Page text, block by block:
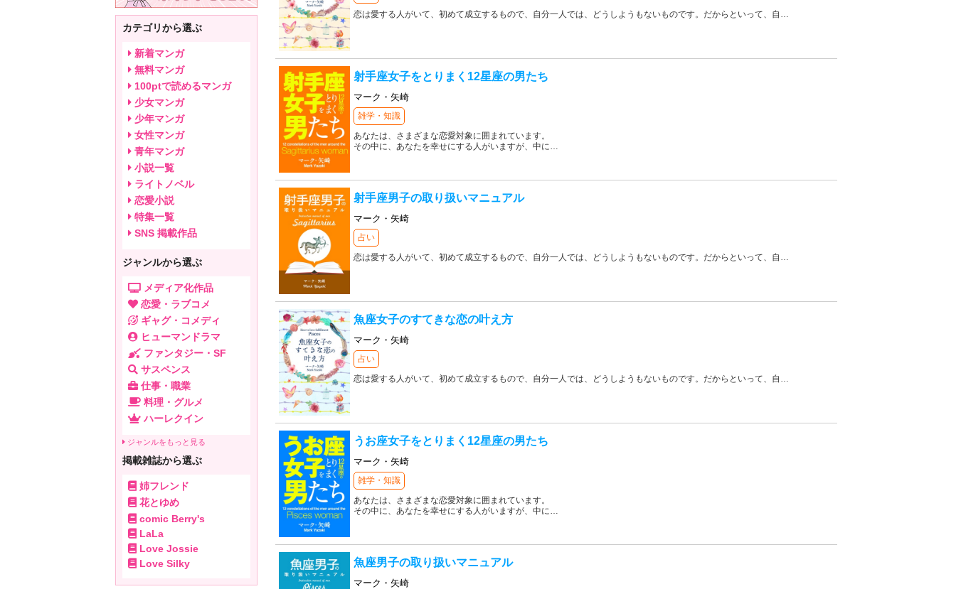
恋は愛する人がいて、初めて成立するもので、自分一人では、どうしようもないものです。だからといって、自 …
射手座女子をとりまく12星座の男たち
マーク・矢崎
雑学・知識
あなたは、さまざまな恋愛対象に囲まれています。
その中に、あなたを幸せにする人がいますが、中に…
射手座男子の取り扱いマニュアル
マーク・矢崎
占い
恋は愛する人がいて、初めて成立するもので、自分一人では、どうしようもないものです。だからといって、自 …
魚座女子のすてきな恋の叶え方
マーク・矢崎
占い
恋は愛する人がいて、初めて成立するもので、自分一人では、どうしようもないものです。だからといって、自 …
うお座女子をとりまく12星座の男たち
マーク・矢崎
雑学・知識
あなたは、さまざまな恋愛対象に囲まれています。
その中に、あなたを幸せにする人がいますが、中に…
魚座男子の取り扱いマニュアル
マーク・矢崎
カテゴリから選ぶ
新着マンガ
無料マンガ
100ptで読めるマンガ
少女マンガ
少年マンガ
女性マンガ
青年マンガ
小説一覧
ライトノベル
恋愛小説
特集一覧
SNS 掲載作品
ジャンルから選ぶ
メディア化作品
恋愛・ラブコメ
ギャグ・コメディ
ヒューマンドラマ
ファンタジー・SF
サスペンス
仕事・職業
料理・グルメ
ハーレクイン
ジャンルをもっと見る
掲載雑誌から選ぶ
姉フレンド
花とゆめ
comic Berry's
LaLa
Love Jossie
Love Silky